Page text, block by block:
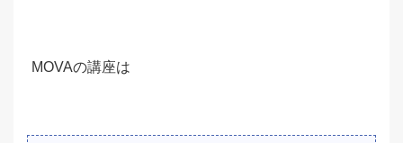
MOVAの講座は